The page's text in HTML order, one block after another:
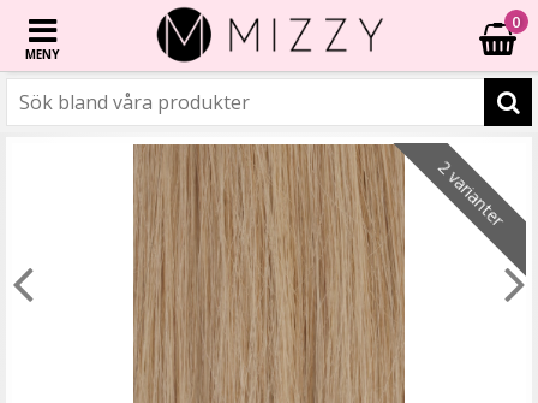
MENY
0
6 varianter
3 varianter
6 varianter
6 varianter
2 varianter